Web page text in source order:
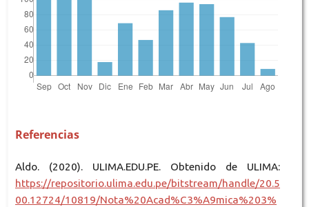
Referencias
Aldo. (2020). ULIMA.EDU.PE. Obtenido de ULIMA:
https://repositorio.ulima.edu.pe/bitstream/handle/20.5
00.12724/10819/Nota%20Acad%C3%A9mica%203%